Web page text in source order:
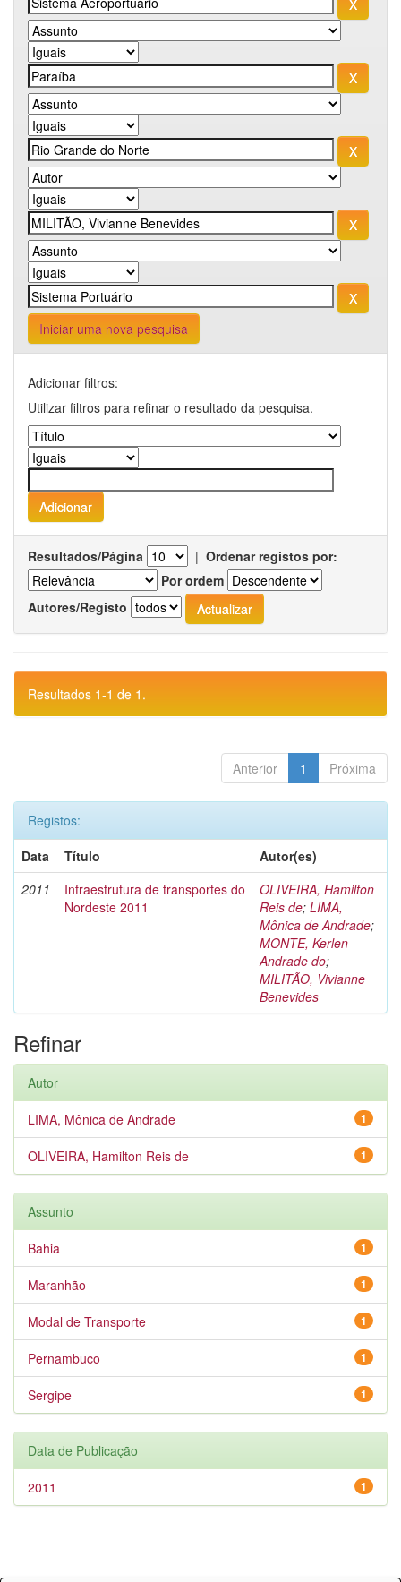
Iniciar uma nova pesquisa
Adicionar filtros:
Utilizar filtros para refinar o resultado da pesquisa.
Resultados/Página | Ordenar registos por:
Por ordem
Autores/Registo
Resultados 1-1 de 1.
Anterior 1 Próxima
Registos:
Data
Título
Autor(es)
2011
Infraestrutura de transportes do
Nordeste 2011
OLIVEIRA, Hamilton
Reis de; LIMA,
Mônica de Andrade;
MONTE, Kerlen
Andrade do;
MILITÃO, Vivianne
Benevides
Refinar
Autor
1
LIMA, Mônica de Andrade
1
OLIVEIRA, Hamilton Reis de
Assunto
1
Bahia
1
Maranhão
1
Modal de Transporte
1
Pernambuco
1
Sergipe
Data de Publicação
1
2011